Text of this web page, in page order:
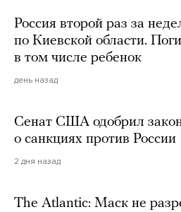
Россия второй раз за
по Киевской области.
в том числе ребенок
день назад
Сенат США одобрил
о санкциях против России
2 дня назад
The Atlantic: Маск не